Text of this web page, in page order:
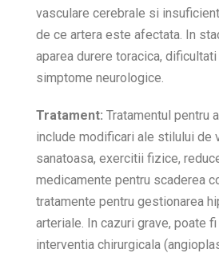
vasculare cerebrale si
de ce artera este afectata. In
aparea durere toracica,
simptome neurologice.
Tratament: Tratamentul pentru
include modificari ale stilului de
sanatoasa, exercitii fizice,
medicamente pentru scaderea
tratamente pentru gestionarea
arteriale. In cazuri grave, poate
interventia chirurgicala